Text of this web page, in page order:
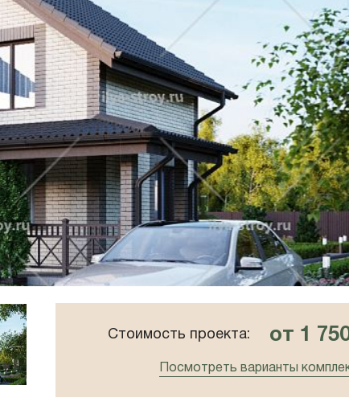
Панорамные окна
Плоская крыша
Сауна
Стоимость проекта: от 1
Посмотреть варианты